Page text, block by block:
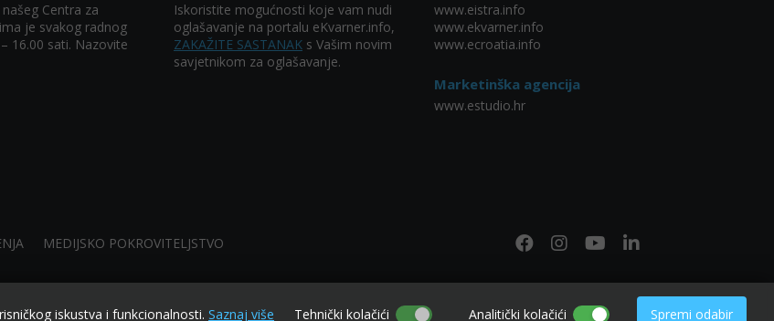
Centra za
je svakog radnog
16.00 sati. Nazovite
Iskoristite mogućnosti koje vam nudi
oglašavanje na portalu eKvarner.info,
ZAKAŽITE SASTANAK s Vašim novim
savjetnikom za oglašavanje.
www.eistra.info
www.ekvarner.info
www.ecroatia.info
Marketinška agencija
www.estudio.hr
MEDIJSKO POKROVITELJSTVO
iskustva i funkcionalnosti. Saznaj više Tehnički kolačići Analitički kolačići Spremi odabir